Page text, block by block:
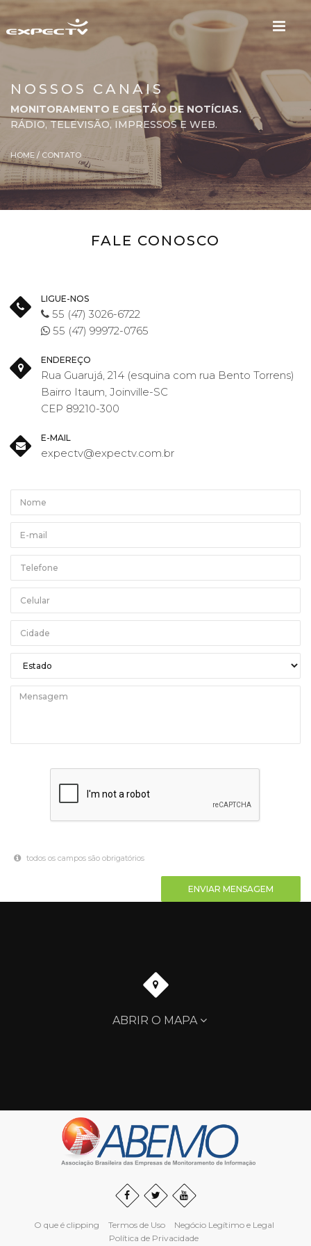
NOSSOS CANAIS
MONITORAMENTO E GESTÃO DE NOTÍCIAS.
RÁDIO, TELEVISÃO, IMPRESSOS E WEB.
HOME / CONTATO
FALE CONOSCO
LIGUE-NOS
55 (47) 3026-6722
55 (47) 99972-0765
ENDEREÇO
Rua Guarujá, 214 (esquina com rua Bento Torrens)
Bairro Itaum, Joinville-SC
CEP 89210-300
E-MAIL
expectv@expectv.com.br
todos os campos são obrigatórios
ENVIAR MENSAGEM
ABRIR O MAPA
O que é clipping Termos de Uso
Negócio Legítimo e Legal
Política de Privacidade